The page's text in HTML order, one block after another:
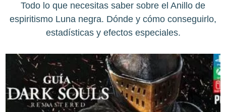
Todo lo que necesitas saber sobre el Anillo de
espiritismo Luna negra. Dónde y cómo conseguirlo,
estadísticas y efectos especiales.